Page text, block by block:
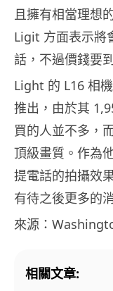
且擁有相當理想
Ligit 方面表示將
話，不過價錢要
Light 的 L16 相
推出，由於其
買的人並不多，
頂級畫質。作為
提電話的拍攝效
有待之後更多的
來源：
相關文章: